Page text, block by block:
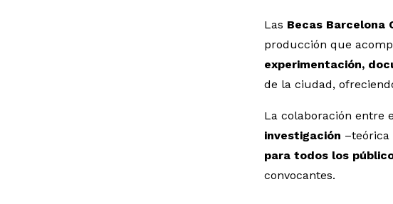
Las Becas Barcelona
producción que
experimentación,
de la ciudad,
La colaboración entre
investigación
para todos los
convocantes.